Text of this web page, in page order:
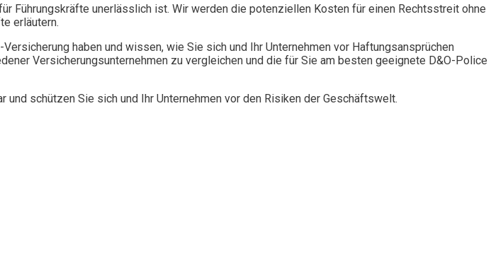
Führungskräfte unerlässlich ist. Wir werden die potenziellen Kosten für einen Rechtsstreit ohne
erläutern.
haben und wissen, wie Sie sich und Ihr Unternehmen vor Haftungsansprüchen
Versicherungsunternehmen zu vergleichen und die für Sie am besten geeignete D&O-Police
schützen Sie sich und Ihr Unternehmen vor den Risiken der Geschäftswelt.